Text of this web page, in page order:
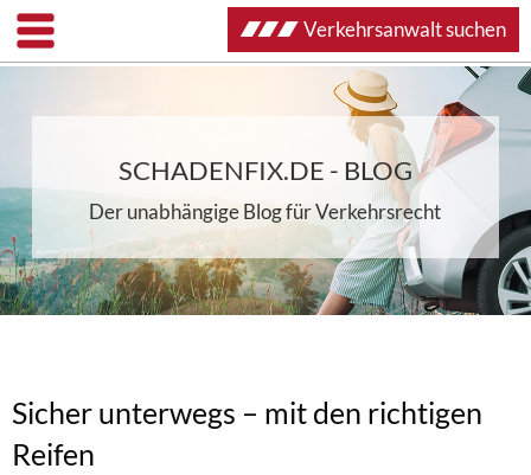
SCHADENFIX.DE - BLOG
Der unabhängige Blog für Verkehrsrecht
Sicher unterwegs – mit den richtigen
Reifen
Verkehrsanwalt suchen